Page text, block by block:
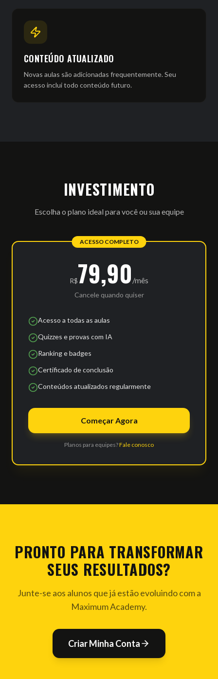
CONTEÚDO ATUALIZADO
Novas aulas são adicionadas frequentemente. Seu
acesso inclui todo conteúdo futuro.
INVESTIMENTO
Escolha o plano ideal para você ou sua equipe
ACESSO COMPLETO
R$79,90 /mês
Cancele quando quiser
Acesso a todas as aulas
Quizzes e provas com IA
Ranking e badges
Certificado de conclusão
Conteúdos atualizados regularmente
Começar Agora
Planos para equipes?Fale conosco
PRONTO PARA TRANSFORMAR
SEUS RESULTADOS?
Junte-se aos alunos que já estão evoluindo com a
Maximum Academy.
Criar Minha Conta